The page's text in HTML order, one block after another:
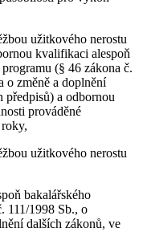
užitkového nerostu
kvalifikaci alespoň
(§ 46 zákona č.
o změně a doplnění
předpisů) a odbornou
prováděné
užitkového nerostu
bakalářského
111/1998 Sb., o
dalších zákonů, ve